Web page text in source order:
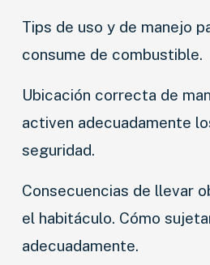
Tips de uso y de manejo
consume de combustible.
Ubicación correcta de
activen adecuadamente
seguridad.
Consecuencias de llevar
el habitáculo. Cómo
adecuadamente.